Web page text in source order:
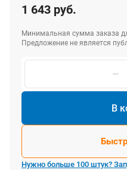
1 643 руб.
Минимальная сумма заказа
Предложение не является
В
Нужно больше 100 штук?